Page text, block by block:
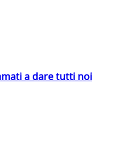
a dare tutti noi